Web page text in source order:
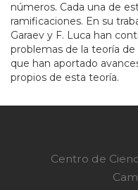
números. Cada una de
ramificaciones. En su
Garaev y F. Luca han
problemas de la teoría
que han aportado
propios de esta teoría.
Centro de